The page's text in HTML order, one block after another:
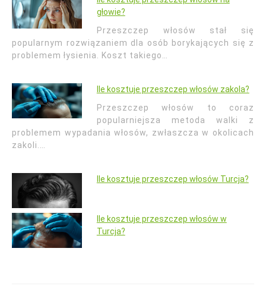
głowie?
Przeszczep włosów stał się
popularnym rozwiązaniem dla osób borykających się z
problemem łysienia. Koszt takiego…
Ile kosztuje przeszczep włosów zakola?
Przeszczep włosów to coraz
popularniejsza metoda walki z
problemem wypadania włosów, zwłaszcza w okolicach
zakoli.…
Ile kosztuje przeszczep włosów Turcja?
Ile kosztuje przeszczep włosów w
Turcja?